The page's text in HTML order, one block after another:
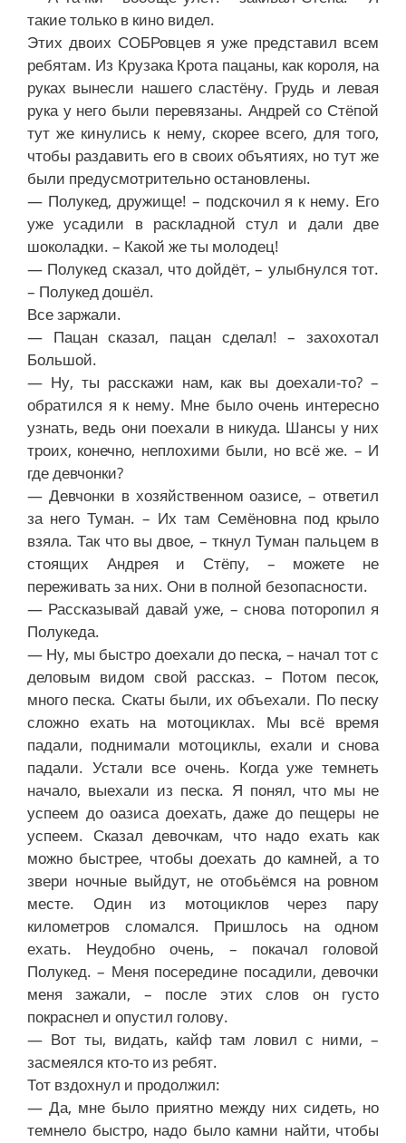
такие только в кино видел.
Этих двоих СОБРовцев я уже представил всем
ребятам. Из Крузака Крота пацаны, как короля, на
руках вынесли нашего сластёну. Грудь и левая
рука у него были перевязаны. Андрей со Стёпой
тут же кинулись к нему, скорее всего, для того,
чтобы раздавить его в своих объятиях, но тут же
были предусмотрительно остановлены.
— Полукед, дружище! – подскочил я к нему. Его
уже усадили в раскладной стул и дали две
шоколадки. – Какой же ты молодец!
— Полукед сказал, что дойдёт, – улыбнулся тот.
– Полукед дошёл.
Все заржали.
— Пацан сказал, пацан сделал! – захохотал
Большой.
— Ну, ты расскажи нам, как вы доехали-то? –
обратился я к нему. Мне было очень интересно
узнать, ведь они поехали в никуда. Шансы у них
троих, конечно, неплохими были, но всё же. – И
где девчонки?
— Девчонки в хозяйственном оазисе, – ответил
за него Туман. – Их там Семёновна под крыло
взяла. Так что вы двое, – ткнул Туман пальцем в
стоящих Андрея и Стёпу, – можете не
переживать за них. Они в полной безопасности.
— Рассказывай давай уже, – снова поторопил я
Полукеда.
— Ну, мы быстро доехали до песка, – начал тот с
деловым видом свой рассказ. – Потом песок,
много песка. Скаты были, их объехали. По песку
сложно ехать на мотоциклах. Мы всё время
падали, поднимали мотоциклы, ехали и снова
падали. Устали все очень. Когда уже темнеть
начало, выехали из песка. Я понял, что мы не
успеем до оазиса доехать, даже до пещеры не
успеем. Сказал девочкам, что надо ехать как
можно быстрее, чтобы доехать до камней, а то
звери ночные выйдут, не отобьёмся на ровном
месте. Один из мотоциклов через пару
километров сломался. Пришлось на одном
ехать. Неудобно очень, – покачал головой
Полукед. – Меня посередине посадили, девочки
меня зажали, – после этих слов он густо
покраснел и опустил голову.
— Вот ты, видать, кайф там ловил с ними, –
засмеялся кто-то из ребят.
Тот вздохнул и продолжил:
— Да, мне было приятно между них сидеть, но
темнело быстро, надо было камни найти, чтобы